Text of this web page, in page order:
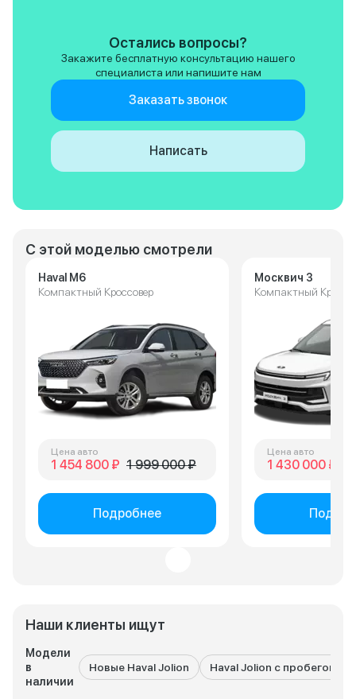
Наши клиенты ищут
Модели
в
наличии
Новые Haval Jolion Haval Jolion с пробегом
С этой моделью смотрели
Haval M6
Компактный Кроссовер
Цена авто
1 454 800 ₽ 1 999 000 ₽
Подробнее
Москвич 3
Компактный
Цена авто
1 430 000 ₽
Остались вопросы?
Закажите бесплатную консультацию нашего
специалиста или напишите нам
Заказать звонок
Написать